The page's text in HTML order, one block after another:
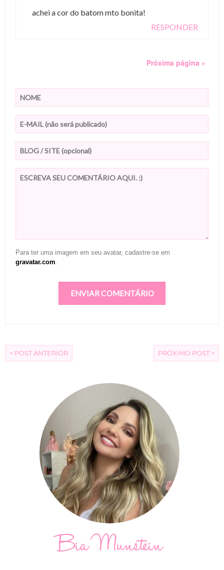
achei a cor do batom mto bonita!
RESPONDER
Próxima página »
Para ter uma imagem em seu avatar, cadastre-se em
gravatar.com.
< POST ANTERIOR PRÓXIMO POST >
Bia Munstein